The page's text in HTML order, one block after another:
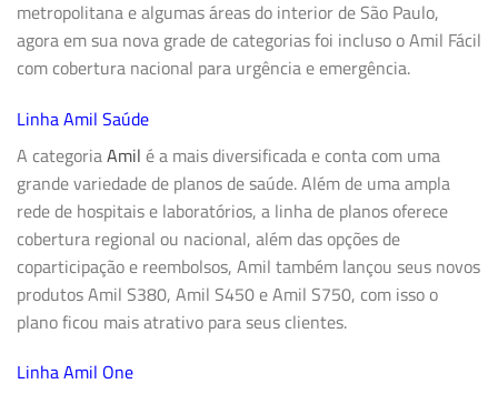
metropolitana e algumas áreas do interior de São Paulo,
agora em sua nova grade de categorias foi incluso o Amil Fácil
com cobertura nacional para urgência e emergência.
Linha Amil Saúde
A categoriaAmil é a mais diversificada e conta com uma
grande variedade de planos de saúde. Além de uma ampla
rede de hospitais e laboratórios, a linha de planos oferece
cobertura regional ou nacional, além das opções de
coparticipação e reembolsos, Amil também lançou seus novos
produtos Amil S380, Amil S450 e Amil S750, com isso o
plano ficou mais atrativo para seus clientes.
Linha Amil One